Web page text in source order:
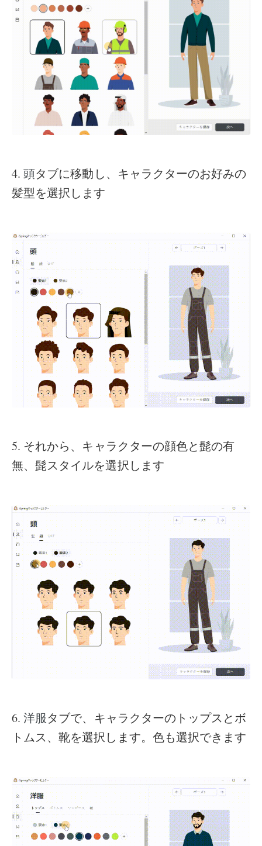
4.頭タブに移動し、キャラクターのお好みの
髪型を選択します
5. それから、キャラクターの顔色と髭の有
無、髭スタイルを選択します
6.洋服タブで、キャラクターのトップスとボ
トムス、靴を選択します。色も選択できます